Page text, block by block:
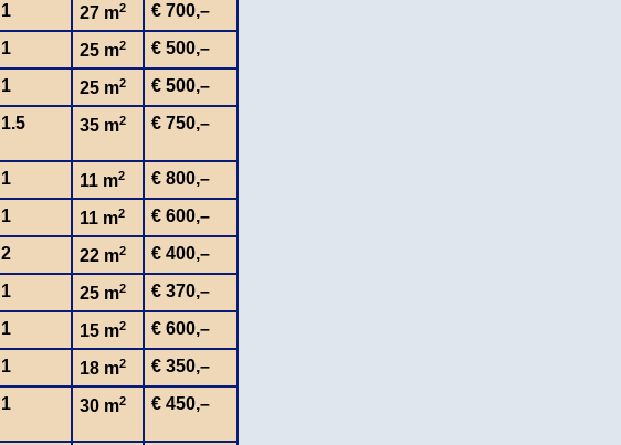
1 27 m2
€ 700,–
1 25 m2
€ 500,–
1 25 m2
€ 500,–
1.5 35 m2 € 750,–
1 11 m2
€ 800,–
1 11 m2
€ 600,–
2 22 m2
€ 400,–
1 25 m2
€ 370,–
1 15 m2
€ 600,–
1 18 m2
€ 350,–
1 30 m2 € 450,–